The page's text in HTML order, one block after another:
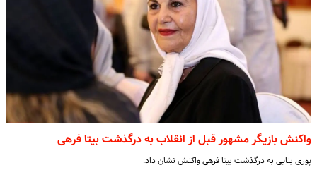
واکنش بازیگر مشهور قبل از انقلاب به درگذشت بیتا فرهی
پوری بنایی به درگذشت بیتا فرهی واکنش نشان داد.